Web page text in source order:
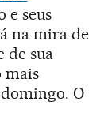
e seus
na mira de
de sua
mais
O